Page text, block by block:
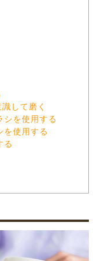
して磨く
シを使用する
を使用する
る